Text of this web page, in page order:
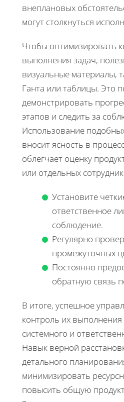
внеплановых
могут столкнуться
Чтобы оптимизировать
выполнения задач,
визуальные материалы,
Ганта или таблицы. Это
демонстрировать
этапов и следить за
Использование
вносит ясность в
облегчает оценку
или отдельных
Установите
ответственное
соблюдение.
Регулярно
промежуточных
Постоянно
обратную связь
В итоге, успешное
контроль их
системного и
Навык верной
детального
минимизировать
повысить общую